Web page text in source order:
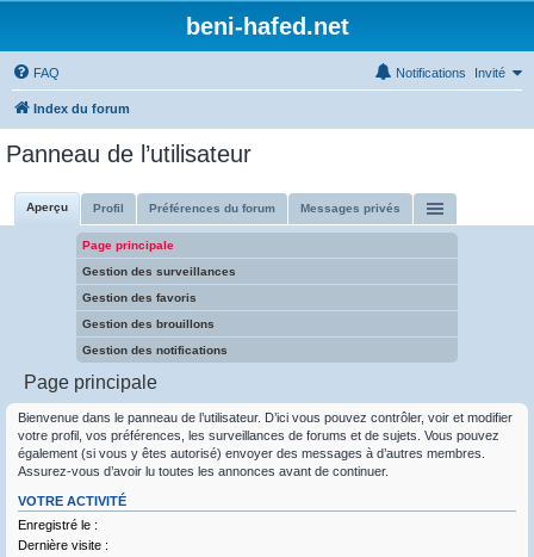
beni-hafed.net
FAQ Invité
Notifications
Index du forum
Panneau de l’utilisateur
Aperçu Profil Préférences du forum Messages privés
Page principale
Gestion des surveillances
Gestion des favoris
Gestion des brouillons
Gestion des notifications
Page principale
Bienvenue dans le panneau de l’utilisateur. D’ici vous pouvez contrôler, voir et modifier
votre profil, vos préférences, les surveillances de forums et de sujets. Vous pouvez
également (si vous y êtes autorisé) envoyer des messages à d’autres membres.
Assurez-vous d’avoir lu toutes les annonces avant de continuer.
VOTRE ACTIVITÉ
Enregistré le :
Dernière visite :